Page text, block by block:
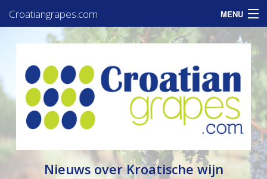
Croatiangrapes.com MENU
Assortiment
Informatie
Zakelijk
Consumenten
Nieuws over Kroatische wijn